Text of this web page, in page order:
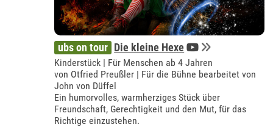
ubs on tour Die kleine Hexe
Kinderstück | Für Menschen ab 4 Jahren
von Otfried Preußler | Für die Bühne bearbeitet von
John von Düffel
Ein humorvolles, warmherziges Stück über
Freundschaft, Gerechtigkeit und den Mut, für das
Richtige einzustehen.